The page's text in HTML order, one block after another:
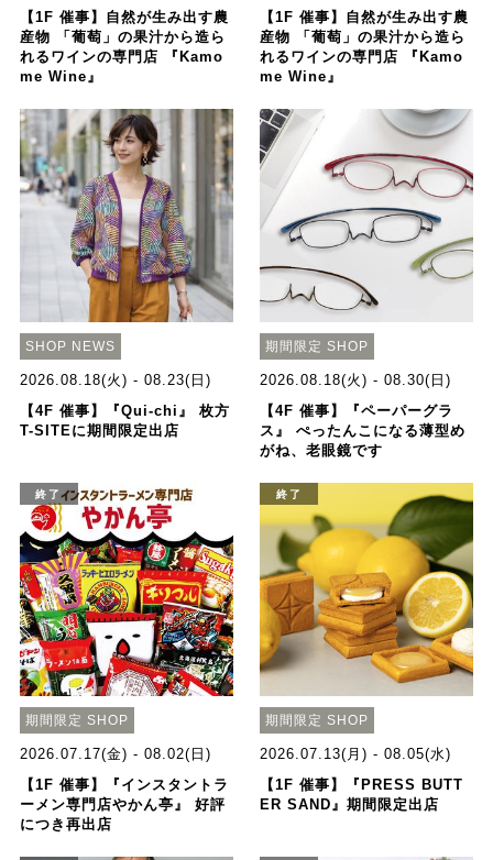
【1F 催事】自然が生み出す農
産物 「葡萄」の果汁から造ら
れるワインの専門店 『Kamo
me Wine』
【1F 催事】自然が生み出す農
産物 「葡萄」の果汁から造ら
れるワインの専門店 『Kamo
me Wine』
SHOP NEWS
2026.08.18(火) - 08.23(日)
【4F 催事】『Qui-chi』 枚方
T-SITEに期間限定出店
期間限定 SHOP
2026.08.18(火) - 08.30(日)
【4F 催事】『ペーパーグラ
ス』 ぺったんこになる薄型め
がね、老眼鏡です
終了
期間限定 SHOP
2026.07.17(金) - 08.02(日)
【1F 催事】『インスタントラ
ーメン専門店やかん亭』 好評
につき再出店
終了
期間限定 SHOP
2026.07.13(月) - 08.05(水)
【1F 催事】『PRESS BUTT
ER SAND』期間限定出店